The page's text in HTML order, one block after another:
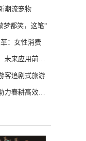
潮流宠物
梦都笑，这笔“
：女性消费
春晚效应点燃人形机器人租赁热潮，未来应用前景与挑
客追剧式旅游
无人机引领农业新风尚，精准施肥助力春耕高效环保